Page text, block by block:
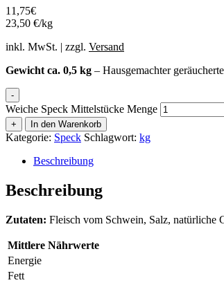
11,75€
23,50 €/kg
inkl. MwSt. | zzgl. Versand
Gewicht ca. 0,5 kg – Hausgemachter
-
Weiche Speck Mittelstücke Menge
+ In den Warenkorb
Kategorie: Speck Schlagwort: kg
Beschreibung
Beschreibung
Zutaten: Fleisch vom Schwein, Salz, natürliche
Mittlere Nährwerte
Energie
Fett